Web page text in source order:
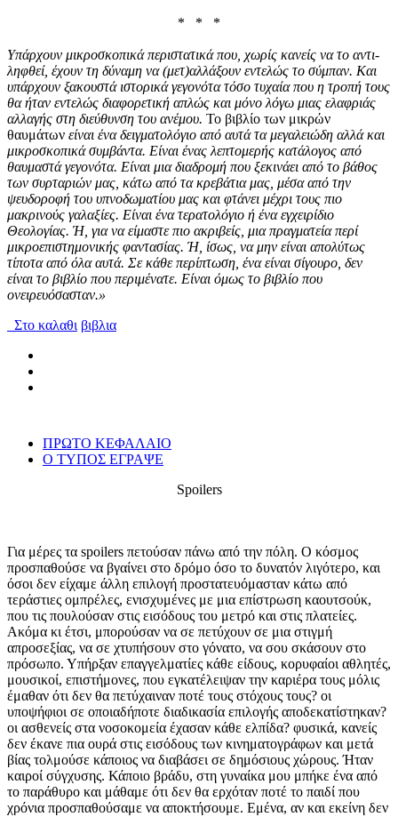
* * *
Υπάρχουν μικροσκοπικά περιστατικά που, χωρίς κανείς να το αντι-
ληφθεί, έχουν τη δύναμη να (μετ)αλλάξουν εντελώς το σύμπαν. Και
υπάρχουν ξακουστά ιστορικά γεγονότα τόσο τυχαία που η τροπή τους
θα ήταν εντελώς διαφορετική απλώς και μόνο λόγω μιας ελαφριάς
αλλαγής στη διεύθυνση του ανέμου. Το βιβλίο των μικρών
θαυμάτων είναι ένα δειγματολόγιο από αυτά τα μεγαλειώδη αλλά και
μικροσκοπικά συμβάντα. Είναι ένας λεπτομερής κατάλογος από
θαυμαστά γεγονότα. Είναι μια διαδρομή που ξεκινάει από το βάθος
των συρταριών μας, κάτω από τα κρεβάτια μας, μέσα από την
ψευδοροφή του υπνοδωματίου μας και φτάνει μέχρι τους πιο
μακρινούς γαλαξίες. Είναι ένα τερατολόγιο ή ένα εγχειρίδιο
Θεολογίας. Ή, για να είμαστε πιο ακριβείς, μια πραγματεία περί
μικροεπιστημονικής φαντασίας. Ή, ίσως, να μην είναι απολύτως
τίποτα από όλα αυτά. Σε κάθε περίπτωση, ένα είναι σίγουρο, δεν
είναι το βιβλίο που περιμένατε. Είναι όμως το βιβλίο που
ονειρευόσασταν.»
Στο καλαθι βιβλια
ΠΡΩΤΟ ΚΕΦΑΛΑΙΟ
Ο ΤΥΠΟΣ ΕΓΡΑΨΕ
Spoilers
Για μέρες τα spoilers πετούσαν πάνω από την πόλη. Ο κόσμος
προσπαθούσε να βγαίνει στο δρόμο όσο το δυνατόν λιγότερο, και
όσοι δεν είχαμε άλλη επιλογή προστατευόμασταν κάτω από
τεράστιες ομπρέλες, ενισχυμένες με μια επίστρωση καουτσούκ,
που τις πουλούσαν στις εισόδους του μετρό και στις πλατείες.
Ακόμα κι έτσι, μπορούσαν να σε πετύχουν σε μια στιγμή
απροσεξίας, να σε χτυπήσουν στο γόνατο, να σου σκάσουν στο
πρόσωπο. Υπήρξαν επαγγελματίες κάθε είδους, κορυφαίοι αθλητές,
μουσικοί, επιστήμονες, που εγκατέλειψαν την καριέρα τους μόλις
έμαθαν ότι δεν θα πετύχαιναν ποτέ τους στόχους τους? οι
υποψήφιοι σε οποιαδήποτε διαδικασία επιλογής αποδεκατίστηκαν?
οι ασθενείς στα νοσοκομεία έχασαν κάθε ελπίδα? φυσικά, κανείς
δεν έκανε πια ουρά στις εισόδους των κινηματογράφων και μετά
βίας τολμούσε κάποιος να διαβάσει σε δημόσιους χώρους. Ήταν
καιροί σύγχυσης. Κάποιο βράδυ, στη γυναίκα μου μπήκε ένα από
το παράθυρο και μάθαμε ότι δεν θα ερχόταν ποτέ το παιδί που
χρόνια προσπαθούσαμε να αποκτήσουμε. Εμένα, αν και εκείνη δεν